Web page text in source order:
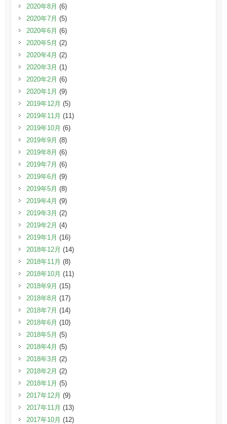
2020年8月 (6)
2020年7月 (5)
2020年6月 (6)
2020年5月 (2)
2020年4月 (2)
2020年3月 (1)
2020年2月 (6)
2020年1月 (9)
2019年12月 (5)
2019年11月 (11)
2019年10月 (6)
2019年9月 (8)
2019年8月 (6)
2019年7月 (6)
2019年6月 (9)
2019年5月 (8)
2019年4月 (9)
2019年3月 (2)
2019年2月 (4)
2019年1月 (16)
2018年12月 (14)
2018年11月 (8)
2018年10月 (11)
2018年9月 (15)
2018年8月 (17)
2018年7月 (14)
2018年6月 (10)
2018年5月 (5)
2018年4月 (5)
2018年3月 (2)
2018年2月 (2)
2018年1月 (5)
2017年12月 (9)
2017年11月 (13)
2017年10月 (12)